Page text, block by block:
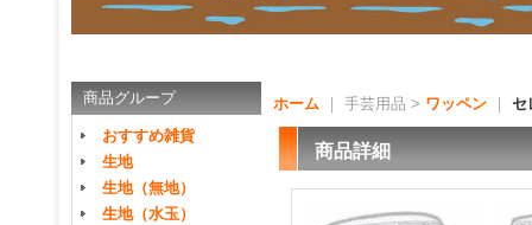
商品グループ
おすすめ雑貨
生地
生地（無地）
生地（水玉）
ホーム ｜ 手芸用品 > ワッペン セ
商品詳細